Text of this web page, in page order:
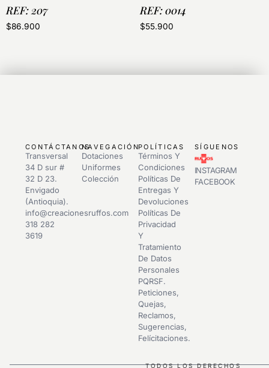
REF: 207
$86.900
REF: 0014
$55.900
CONTÁCTANOS
Transversal
34 D sur #
32 D 23.
Envigado
(Antioquia).
info@creacionesruffos.com
318 282
3619
NAVEGACIÓN
Dotaciones
Uniformes
Colección
POLÍTICAS
Términos Y
Condiciones
Políticas De
Entregas Y
Devoluciones
Políticas De
Privacidad
Y
Tratamiento
De Datos
Personales
PQRSF.
Peticiones,
Quejas,
Reclamos,
Sugerencias,
Felícitaciones.
SÍGUENOS
INSTAGRAM
FACEBOOK
TODOS LOS DERECHOS